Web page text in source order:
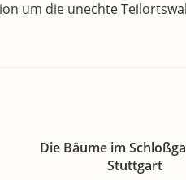
um die unechte
Die Bäume im
Stuttgart